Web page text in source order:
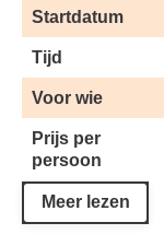
Startdatum
Tijd
Voor wie
Prijs per
persoon
Meer lezen